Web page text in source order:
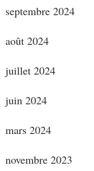
septembre 2024
août 2024
juillet 2024
juin 2024
mars 2024
novembre 2023